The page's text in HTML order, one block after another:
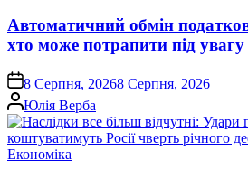
Автоматичний обмін
хто може потрапити під
on8 Серпня, 20268 Серпня, 2026
Опубліковано
Юлія Верба
Опублікувати
Економіка